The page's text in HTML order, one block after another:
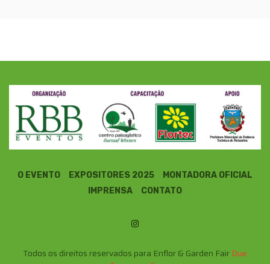
O EVENTO EXPOSITORES 2025
MONTADORA OFICIAL
IMPRENSA
CONTATO
Todos os direitos reservados para Enflor & Garden Fair Due